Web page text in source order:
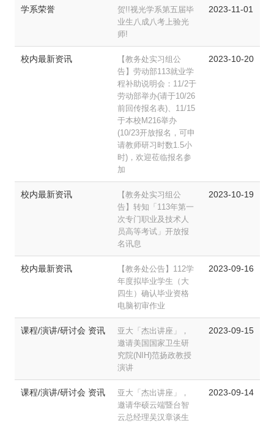
学系荣誉
贺!!视光学系第五届毕
业生八成八考上验光
师!
2023-11-01
校内最新资讯
【教务处实习组公
告】劳动部113就业学
程补助说明会：11/2于
劳动部举办(请于10/26
前回传报名表)、11/15
于本校M216举办
(10/23开放报名，可申
请教师研习时数1.5小
时)，欢迎莅临报名参
加
2023-10-20
校内最新资讯
【教务处实习组公
告】转知「113年第一
次专门职业及技术人
员高等考试」开放报
名讯息
2023-10-19
校内最新资讯
【教务处公告】112学
年度拟毕业学生（大
四生）确认毕业资格
电脑初审作业
2023-09-16
课程/演讲/研讨会 资讯
亚大「杰出讲座」，
邀请美国国家卫生研
究院(NIH)范扬政教授
演讲
2023-09-15
课程/演讲/研讨会 资讯
亚大「杰出讲座」，
邀请华硕云端暨台智
云总经理吴汉章谈生
2023-09-14